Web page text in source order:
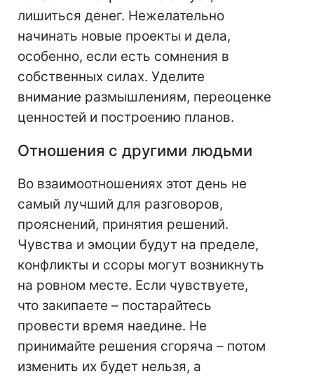
лишиться денег. Нежелательно
начинать новые проекты и дела,
особенно, если есть сомнения в
собственных силах. Уделите
внимание размышлениям, переоценке
ценностей и построению планов.
Отношения с другими людьми
Во взаимоотношениях этот день не
самый лучший для разговоров,
прояснений, принятия решений.
Чувства и эмоции будут на пределе,
конфликты и ссоры могут возникнуть
на ровном месте. Если чувствуете,
что закипаете – постарайтесь
провести время наедине. Не
принимайте решения сгоряча – потом
изменить их будет нельзя, а